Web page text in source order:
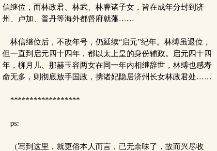
信继位，而林政君、林武、林睿诸子女，皆在成年分封到济
州、卢加、普丹等海外都督府就藩……
林信继位后，不改年号，仍延续“启元”纪年。林缚虽退位，
但一直到启元四十四年，都以太上皇的身份辅政。启元四十四
年，柳月儿、那赫玉容两女在同一年内相继辞世，林缚也感寿
命无多，则彻底放手国政，携诸妃隐居济州长女林政君处……
******************
ps:
（写到这里，就更俗本人而言，已无余味了，故而兴尽收